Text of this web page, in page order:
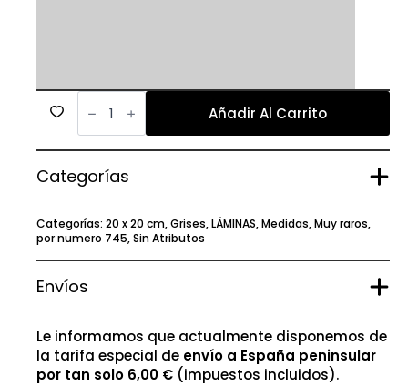
745
cantidad Añadir Al Carrito
Categorías
Categorías: 20 x 20 cm,Grises,LÁMINAS,Medidas,Muy raros,
por numero 745,Sin Atributos
Envíos
Le informamos que actualmente disponemos de
la tarifa especial de envío a España peninsular
por tan solo 6,00 € (impuestos incluidos).